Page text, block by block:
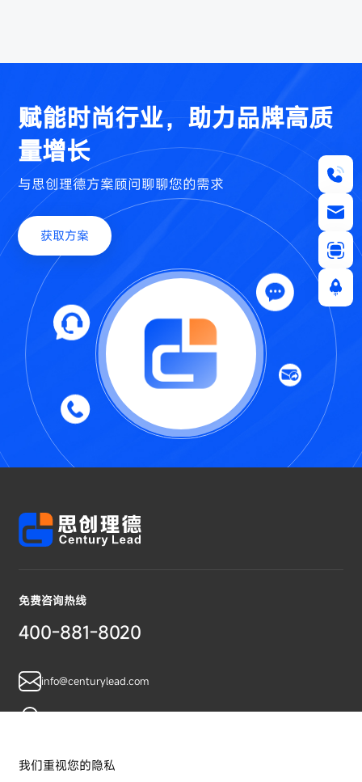
赋能时尚行业，助力品牌高质
量增长
与思创理德方案顾问聊聊您的需求
获取方案
免费咨询热线
400-881-8020
info@centurylead.com
我们重视您的隐私